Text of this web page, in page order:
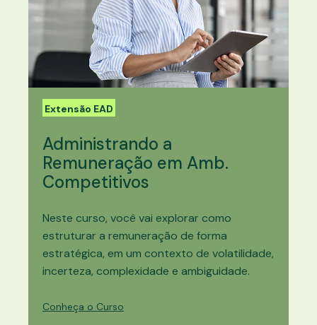
Extensão EAD
Administrando a
Remuneração em Amb.
Competitivos
Neste curso, você vai explorar como
estruturar a remuneração de forma
estratégica, em um contexto de volatilidade,
incerteza, complexidade e ambiguidade.
Conheça o Curso